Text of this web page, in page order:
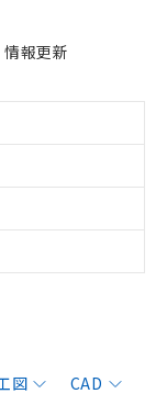
報更新
図
CAD